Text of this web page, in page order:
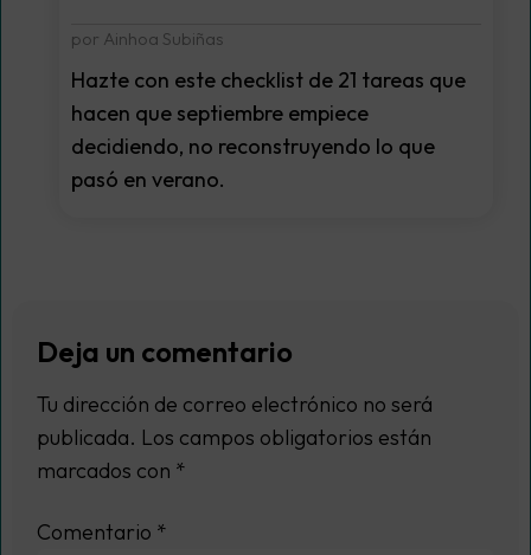
por Ainhoa Subiñas
Hazte con este checklist de 21 tareas que
hacen que septiembre empiece
decidiendo, no reconstruyendo lo que
pasó en verano.
Deja un comentario
Tu dirección de correo electrónico no será
publicada. Los campos obligatorios están
marcados con *
Comentario *